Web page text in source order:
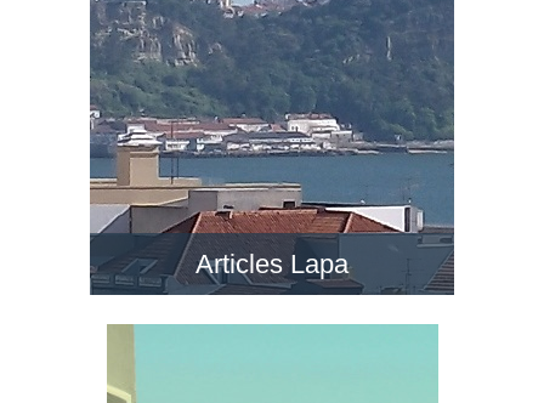
Articles Lapa